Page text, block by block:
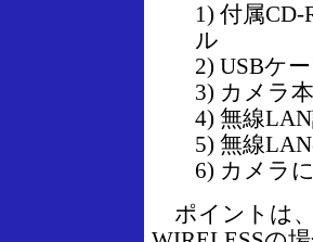
1) 付属
ル
2) USBケ
3) カメラ
4) 無線
5) 無線
6) カメラ
ポイントは